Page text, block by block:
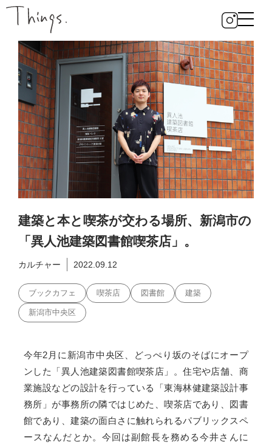
建築と本と喫茶が交わる場所、新潟市の
「異人池建築図書館喫茶店」。
カルチャー 2022.09.12
ブックカフェ 喫茶店 図書館 建築
新潟市中央区
今年2月に新潟市中央区、どっぺり坂のそばにオープ
ンした「異人池建築図書館喫茶店」。住宅や店舗、商
業施設などの設計を行っている「東海林健建築設計事
務所」が事務所の隣ではじめた、喫茶店であり、図書
館であり、建築の面白さに触れられるパブリックスペ
ースなんだとか。今回は副館長を務める今井さんに